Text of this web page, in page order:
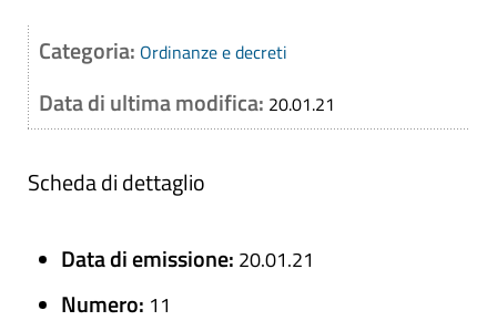
Categoria: Ordinanze e decreti
Data di ultima modifica: 20.01.21
Scheda di dettaglio
Data di emissione: 20.01.21
Numero: 11